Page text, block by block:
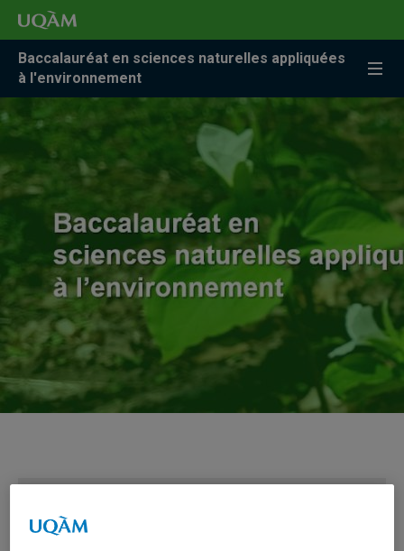
Accéder
recherche
Accéder
menu
pricipal
Accéder
zone
centrale
Baccalauréat en sciences naturelles appliquées
à l'environnement
Vous devez autoriser les témoins publicitaires pour